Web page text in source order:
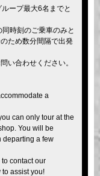
ープ最大6名までと
時刻のご乗車のみと
ため数分間隔で出発
い合わせください。
a
can only tour at the
You will be
departing a few
contact our
assist you!